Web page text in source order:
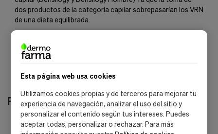
Esta página web usa cookies
Utilizamos cookies propias y de terceros para mejorar tu
experiencia de navegación, analizar el uso del sitio y
personalizar el contenido según tus intereses. Puedes
aceptar todas, personalizar o rechazar. Para más
dos productos de la categoría capilar sobrepasarían los VRN
de una dieta equilibrada.
Productos relacionados